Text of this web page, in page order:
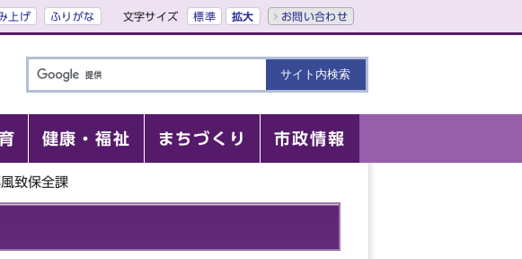
上げ ふりがな 文字サイズ 標準 拡大 お問い合わせ
健康・福祉 まちづくり 市政情報
致保全課